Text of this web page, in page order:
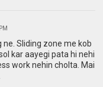
ne. Sliding zone me kob
kar aayegi pata hi nehi
work nehin cholta. Mai